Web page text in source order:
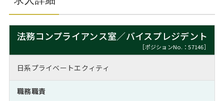
おわり
ステージ別アドバイス
MBAの転職事例
MBAからのFAQ
MBA留学生数の推移
外資系／面接攻略のコツ
キャリアに効く一冊
注目企業インタビュー
プロ経営者の特別セミナー
Career Talk Live
パブリシティ
ニュースリリース
法務コンプライアンス室／バイスプレジデント
［ポジションNo.：57146］
日系プライベートエクィティ
職務職責